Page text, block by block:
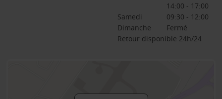
14:00 - 17:00
Samedi
09:30 - 12:00
Dimanche
Fermé
Retour disponible 24h/24